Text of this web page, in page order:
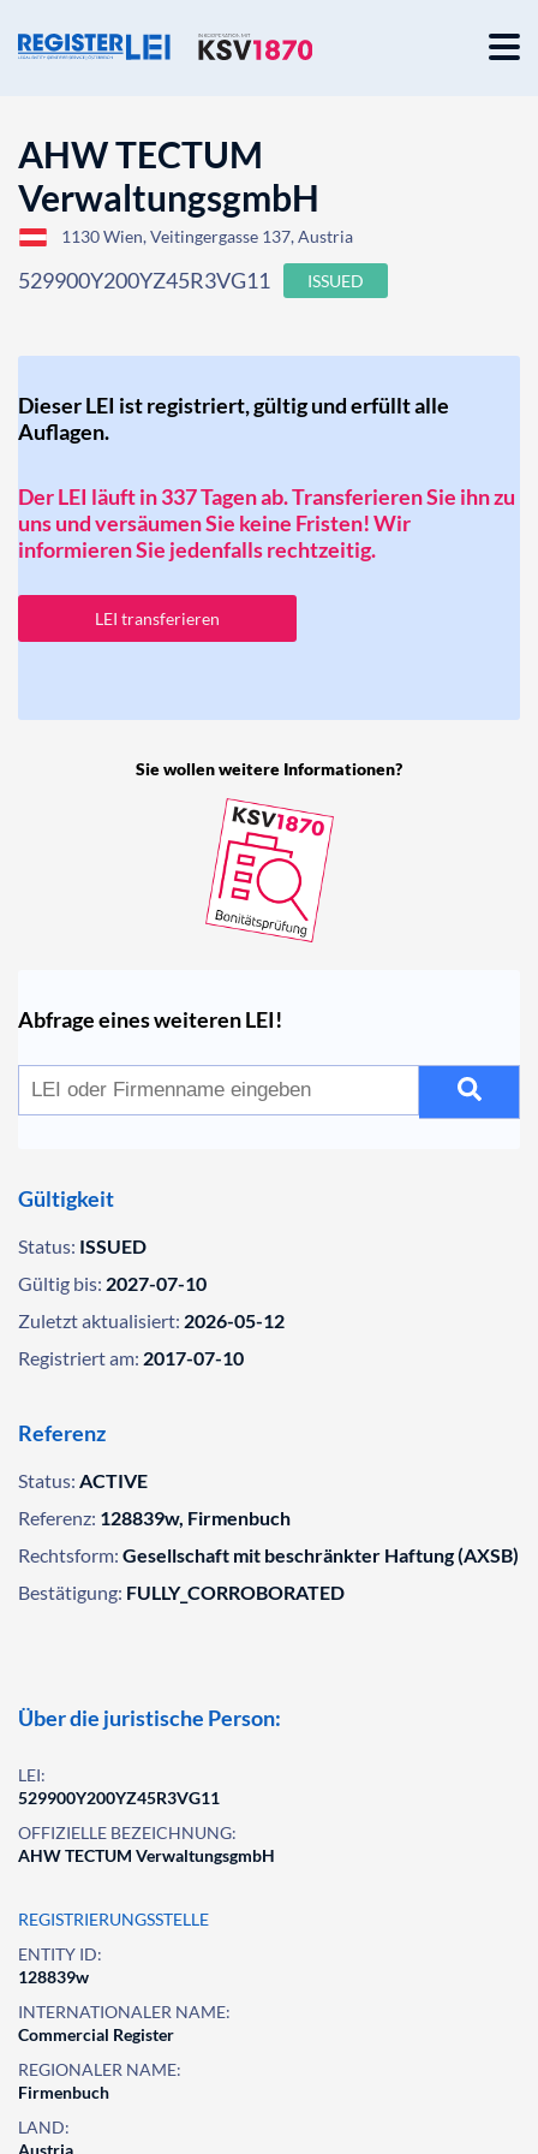
AHW TECTUM
VerwaltungsgmbH
1130 Wien, Veitingergasse 137, Austria
529900Y200YZ45R3VG11 ISSUED
Dieser LEI ist registriert, gültig und erfüllt alle
Auflagen.
Der LEI läuft in 337 Tagen ab. Transferieren Sie ihn zu
uns und versäumen Sie keine Fristen! Wir
informieren Sie jedenfalls rechtzeitig.
LEI transferieren
Sie wollen weitere Informationen?
Abfrage eines weiteren LEI!
Gültigkeit
Status: ISSUED
Gültig bis: 2027-07-10
Zuletzt aktualisiert: 2026-05-12
Registriert am: 2017-07-10
Referenz
Status: ACTIVE
Referenz: 128839w, Firmenbuch
Rechtsform: Gesellschaft mit beschränkter Haftung (AXSB)
Bestätigung: FULLY_CORROBORATED
Über die juristische Person:
LEI:
529900Y200YZ45R3VG11
OFFIZIELLE BEZEICHNUNG:
AHW TECTUM VerwaltungsgmbH
REGISTRIERUNGSSTELLE
ENTITY ID:
128839w
INTERNATIONALER NAME:
Commercial Register
REGIONALER NAME:
Firmenbuch
LAND:
Austria